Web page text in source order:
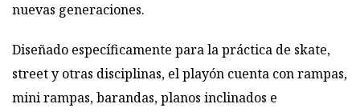
nuevas generaciones.
Diseñado específicamente para la práctica de skate,
street y otras disciplinas, el playón cuenta con rampas,
mini rampas, barandas, planos inclinados e